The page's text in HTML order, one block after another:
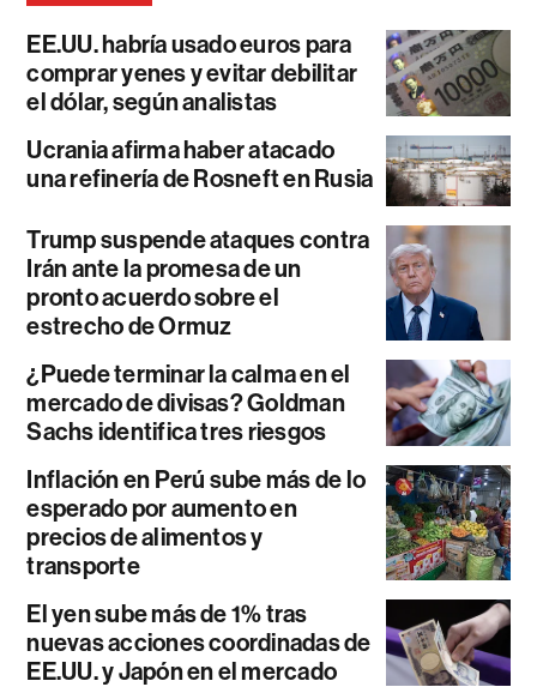
EE.UU. habría usado euros para
comprar yenes y evitar debilitar
el dólar, según analistas
Ucrania afirma haber atacado
una refinería de Rosneft en Rusia
Trump suspende ataques contra
Irán ante la promesa de un
pronto acuerdo sobre el
estrecho de Ormuz
¿Puede terminar la calma en el
mercado de divisas? Goldman
Sachs identifica tres riesgos
Inflación en Perú sube más de lo
esperado por aumento en
precios de alimentos y
transporte
El yen sube más de 1% tras
nuevas acciones coordinadas de
EE.UU. y Japón en el mercado